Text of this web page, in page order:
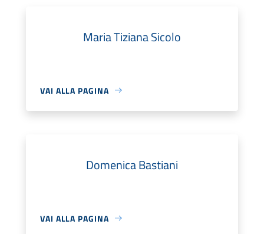
Maria Tiziana Sicolo
VAI ALLA PAGINA
Domenica Bastiani
VAI ALLA PAGINA